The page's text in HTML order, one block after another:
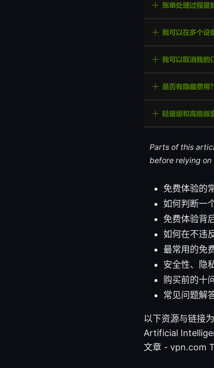
Parts of this
before relying on
免费体验的
如何判断一
免费体验背
如何在不违
最常用的免
安全性、隐
购买前的十
常见问题解
以下资源与链接
Artificial
文章 - vpn.com